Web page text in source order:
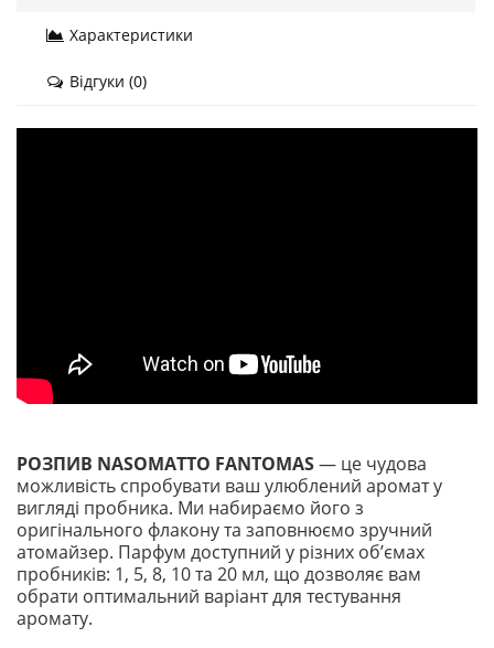
Характеристики
Відгуки (0)
РОЗПИВ NASOMATTO FANTOMAS— це чудова
можливість спробувати ваш улюблений аромат у
вигляді пробника. Ми набираємо його з
оригінального флакону та заповнюємо зручний
атомайзер. Парфум доступний у різних обʼємах
пробників: 1, 5, 8, 10 та 20 мл, що дозволяє вам
обрати оптимальний варіант для тестування
аромату.